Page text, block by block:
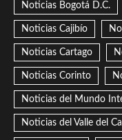
Noticias Bogotá D.C.
Noticias Cajibío
Noticias Cartago
Noticias Corinto
Noticias del Mundo
Noticias del Valle del